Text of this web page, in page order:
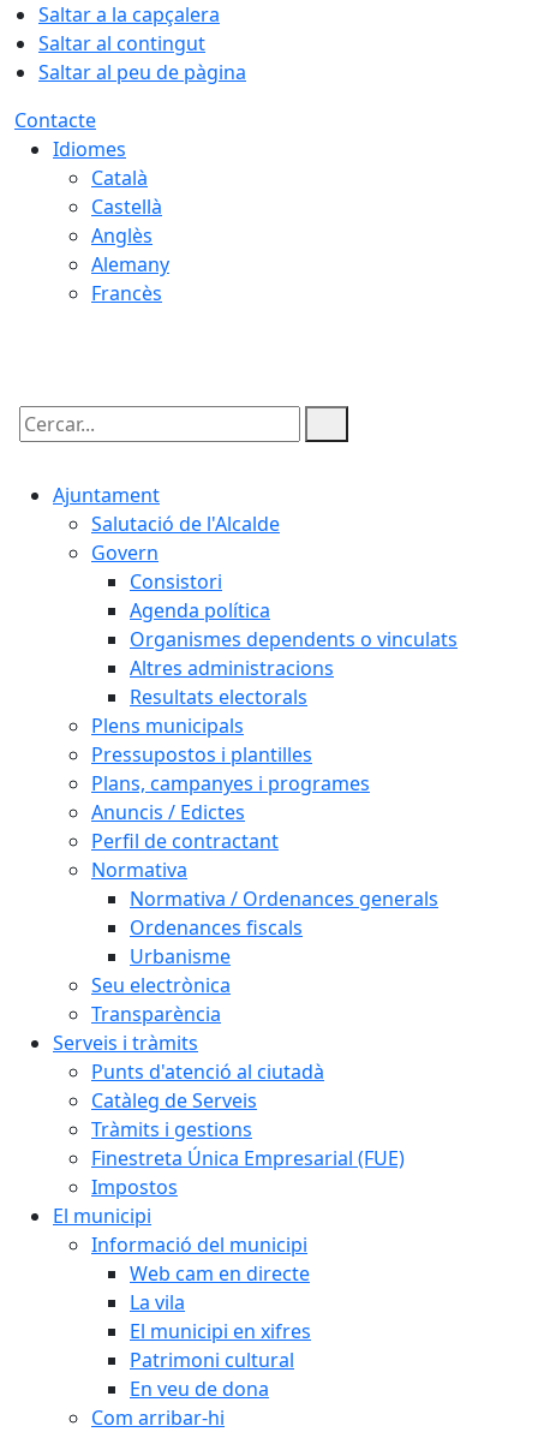
Saltar a la capçalera
Saltar al contingut
Saltar al peu de pàgina
Contacte
Idiomes
Català
Castellà
Anglès
Alemany
Francès
Cercar:
Ajuntament
Salutació de l'Alcalde
Govern
Consistori
Agenda política
Organismes dependents o vinculats
Altres administracions
Resultats electorals
Plens municipals
Pressupostos i plantilles
Plans, campanyes i programes
Anuncis / Edictes
Perfil de contractant
Normativa
Normativa / Ordenances generals
Ordenances fiscals
Urbanisme
Seu electrònica
Transparència
Serveis i tràmits
Punts d'atenció al ciutadà
Catàleg de Serveis
Tràmits i gestions
Finestreta Única Empresarial (FUE)
Impostos
El municipi
Informació del municipi
Web cam en directe
La vila
El municipi en xifres
Patrimoni cultural
En veu de dona
Com arribar-hi